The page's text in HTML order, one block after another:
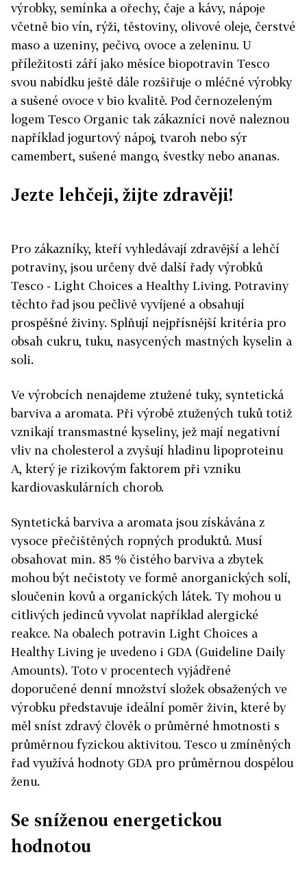
výrobky, semínka a ořechy, čaje a kávy, nápoje
včetně bio vín, rýži, těstoviny, olivové oleje, čerstvé
maso a uzeniny, pečivo, ovoce a zeleninu. U
příležitosti září jako měsíce biopotravin Tesco
svou nabídku ještě dále rozšiřuje o mléčné výrobky
a sušené ovoce v bio kvalitě. Pod černozeleným
logem Tesco Organic tak zákazníci nově naleznou
například jogurtový nápoj, tvaroh nebo sýr
camembert, sušené mango, švestky nebo ananas.
Jezte lehčeji, žijte zdravěji!
Pro zákazníky, kteří vyhledávají zdravější a lehčí
potraviny, jsou určeny dvě další řady výrobků
Tesco - Light Choices a Healthy Living. Potraviny
těchto řad jsou pečlivě vyvíjené a obsahují
prospěšné živiny. Splňují nejpřísnější kritéria pro
obsah cukru, tuku, nasycených mastných kyselin a
soli.
Ve výrobcích nenajdeme ztužené tuky, syntetická
barviva a aromata. Při výrobě ztužených tuků totiž
vznikají transmastné kyseliny, jež mají negativní
vliv na cholesterol a zvyšují hladinu lipoproteinu
A, který je rizikovým faktorem při vzniku
kardiovaskulárních chorob.
Syntetická barviva a aromata jsou získávána z
vysoce přečištěných ropných produktů. Musí
obsahovat min. 85 % čistého barviva a zbytek
mohou být nečistoty ve formě anorganických solí,
sloučenin kovů a organických látek. Ty mohou u
citlivých jedinců vyvolat například alergické
reakce. Na obalech potravin Light Choices a
Healthy Living je uvedeno i GDA (Guideline Daily
Amounts). Toto v procentech vyjádřené
doporučené denní množství složek obsažených ve
výrobku představuje ideální poměr živin, které by
měl sníst zdravý člověk o průměrné hmotnosti s
průměrnou fyzickou aktivitou. Tesco u zmíněných
řad využívá hodnoty GDA pro průměrnou dospělou
ženu.
Se sníženou energetickou
hodnotou